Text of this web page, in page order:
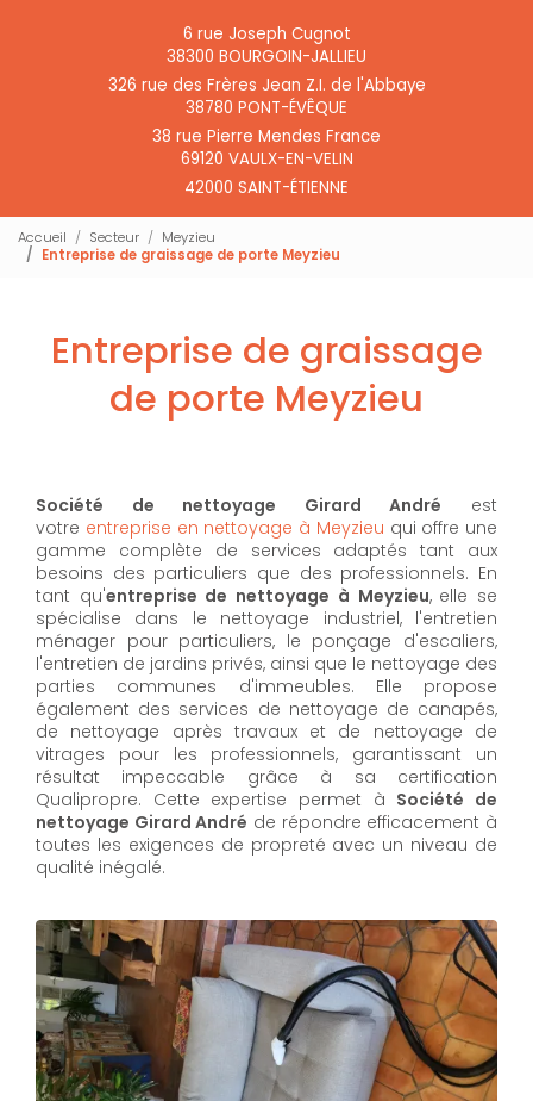
6 rue Joseph Cugnot
38300 BOURGOIN-JALLIEU
326 rue des Frères Jean Z.I. de l'Abbaye
38780 PONT-ÉVÊQUE
38 rue Pierre Mendes France
69120 VAULX-EN-VELIN
42000 SAINT-ÉTIENNE
Accueil Secteur
Meyzieu
Entreprise de graissage de porte Meyzieu
Entreprise de graissage
de porte Meyzieu
Société de nettoyage Girard André est
votre entreprise en nettoyage à Meyzieu qui offre une
gamme complète de services adaptés tant aux
besoins des particuliers que des professionnels. En
tant qu'entreprise de nettoyage à Meyzieu, elle se
spécialise dans le nettoyage industriel, l'entretien
ménager pour particuliers, le ponçage d'escaliers,
l'entretien de jardins privés, ainsi que le nettoyage des
parties communes d'immeubles. Elle propose
également des services de nettoyage de canapés,
de nettoyage après travaux et de nettoyage de
vitrages pour les professionnels, garantissant un
résultat impeccable grâce à sa certification
Qualipropre. Cette expertise permet à Société de
nettoyage Girard André de répondre efficacement à
toutes les exigences de propreté avec un niveau de
qualité inégalé.